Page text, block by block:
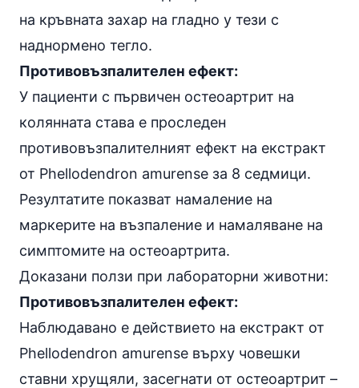
на кръвната захар на гладно у тези с
наднормено тегло.
Противовъзпалителен ефект:
У пациенти с първичен остеоартрит на
колянната става е проследен
противовъзпалителният ефект на екстракт
от Phellodendron amurense за 8 седмици.
Резултатите показват намаление на
маркерите на възпаление и намаляване на
симптомите на остеоартрита.
Доказани ползи при лабораторни животни:
Противовъзпалителен ефект:
Наблюдавано е действието на екстракт от
Phellodendron amurense върху човешки
ставни хрущяли, засегнати от остеоартрит –